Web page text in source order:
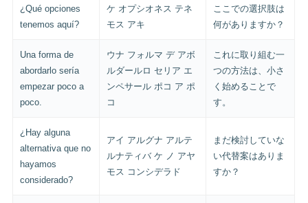
¿Qué opciones
tenemos aquí?
ケ オプシオネス テネ
モス アキ
ここでの選択肢は
何がありますか？
Una forma de
abordarlo sería
empezar poco a
poco.
ウナ フォルマ デ アボ
ルダールロ セリア エ
ンペサール ポコ ア ポ
コ
これに取り組む一
つの方法は、小さ
く始めることで
す。
¿Hay alguna
alternativa que no
hayamos
considerado?
アイ アルグナ アルテ
ルナティバ ケ ノ アヤ
モス コンシデラド
まだ検討していな
い代替案はありま
すか？